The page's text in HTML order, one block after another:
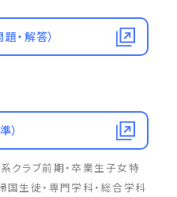
・解答）
）
クラブ前期・卒業生子女特
国生徒・専門学科・総合学科